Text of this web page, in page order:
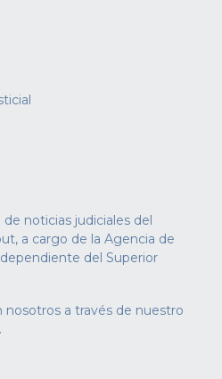
noticias judiciales del
a cargo de la Agencia de
del Superior
a través de nuestro
.